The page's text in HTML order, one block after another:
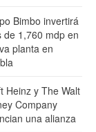
Bimbo invertirá
de 1,760 mdp en
planta en
Heinz y The Walt
Company
una alianza